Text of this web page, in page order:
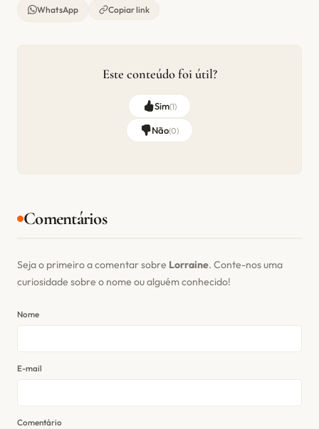
WhatsApp Copiar link
Este conteúdo foi útil?
Sim(1)
Não(0)
Comentários
Seja o primeiro a comentar sobre Lorraine. Conte-nos uma
curiosidade sobre o nome ou alguém conhecido!
Nome
E-mail
Comentário